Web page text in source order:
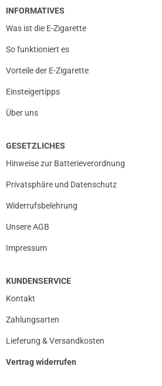
INFORMATIVES
Was ist die E-Zigarette
So funktioniert es
Vorteile der E-Zigarette
Einsteigertipps
Über uns
GESETZLICHES
Hinweise zur Batterieverordnung
Privatsphäre und Datenschutz
Widerrufsbelehrung
Unsere AGB
Impressum
KUNDENSERVICE
Kontakt
Zahlungsarten
Lieferung & Versandkosten
Vertrag widerrufen